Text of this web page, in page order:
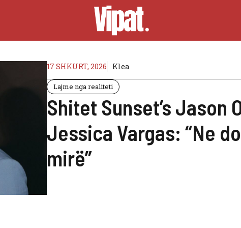
17 SHKURT, 2026 Klea
Lajme nga realiteti
Shitet Sunset’s Jason
Jessica Vargas: “Ne
mirë”